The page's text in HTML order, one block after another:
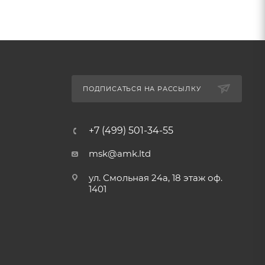
ПОДПИСАТЬСЯ НА РАССЫЛКУ
+7 (499) 501-34-55
msk@amk.ltd
ул. Смольная 24а, 18 этаж оф.
1401